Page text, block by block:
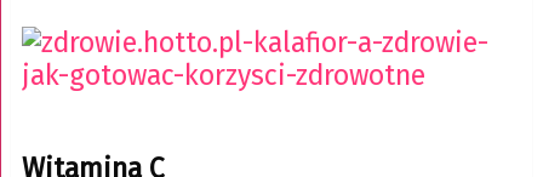
Witamina C